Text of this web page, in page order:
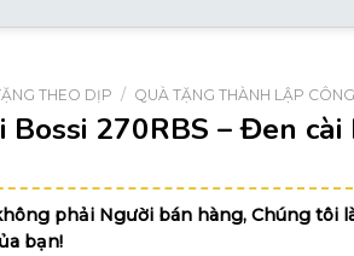
THEO DỊP / QUÀ TẶNG THÀNH LẬP
Bossi 270RBS – Đen cài
phải Người bán hàng, Chúng tôi
bạn!